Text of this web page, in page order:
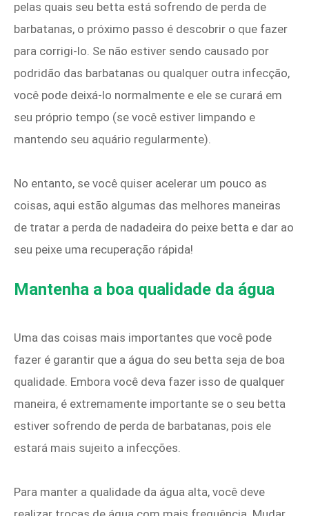
pelas quais seu betta está sofrendo de perda de
barbatanas, o próximo passo é descobrir o que fazer
para corrigi-lo. Se não estiver sendo causado por
podridão das barbatanas ou qualquer outra infecção,
você pode deixá-lo normalmente e ele se curará em
seu próprio tempo (se você estiver limpando e
mantendo seu aquário regularmente).
No entanto, se você quiser acelerar um pouco as
coisas, aqui estão algumas das melhores maneiras
de tratar a perda de nadadeira do peixe betta e dar ao
seu peixe uma recuperação rápida!
Mantenha a boa qualidade da água
Uma das coisas mais importantes que você pode
fazer é garantir que a água do seu betta seja de boa
qualidade. Embora você deva fazer isso de qualquer
maneira, é extremamente importante se o seu betta
estiver sofrendo de perda de barbatanas, pois ele
estará mais sujeito a infecções.
Para manter a qualidade da água alta, você deve